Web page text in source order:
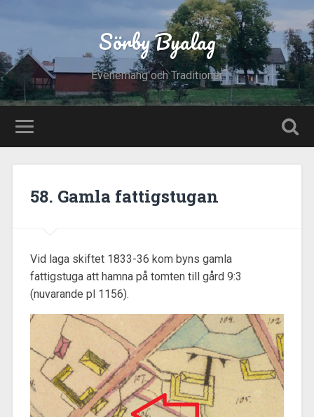
Sörby Byalag
Evenemang och Traditioner
58. Gamla fattigstugan
Vid laga skiftet 1833-36 kom byns gamla
fattigstuga att hamna på tomten till gård 9:3
(nuvarande pl 1156).